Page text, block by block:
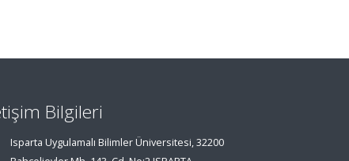
Bilgileri
Isparta Uygulamalı Bilimler Üniversitesi, 32200